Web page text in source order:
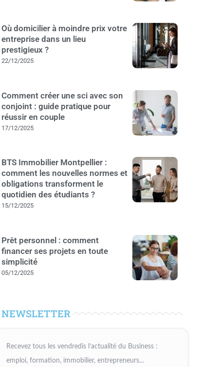
Où domicilier à moindre prix votre
entreprise dans un lieu
prestigieux ?
22/12/2025
Comment créer une sci avec son
conjoint : guide pratique pour
réussir en couple
17/12/2025
BTS Immobilier Montpellier :
comment les nouvelles normes et
obligations transforment le
quotidien des étudiants ?
15/12/2025
Prêt personnel : comment
financer ses projets en toute
simplicité
05/12/2025
NEWSLETTER
Recevez tous les vendredis l’actualité du Business :
emploi, formation, immobilier, entrepreneurs…